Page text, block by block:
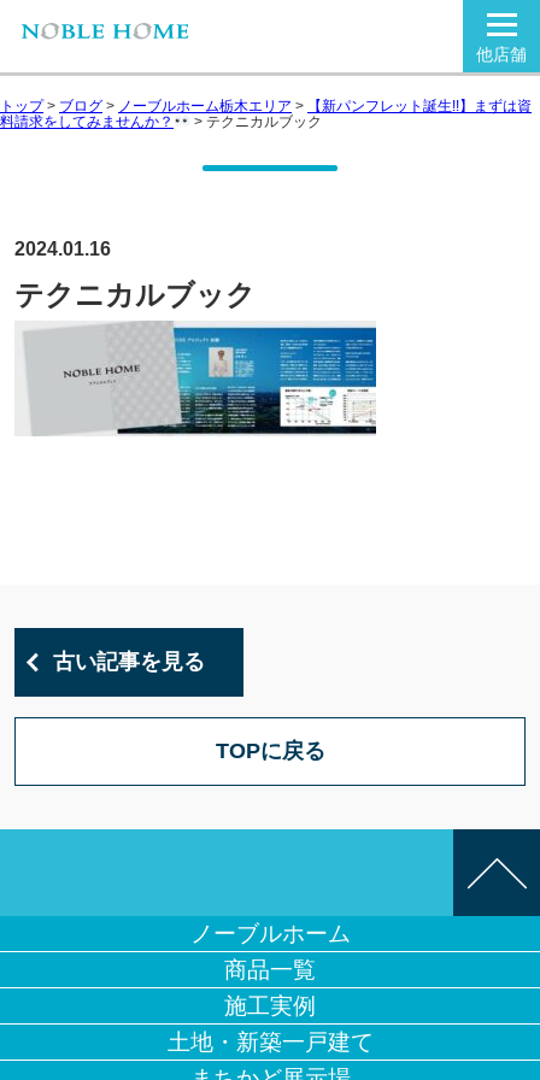
他店舗
トップ> ブログ > ノーブルホーム栃木エリア >
【新パンフレット誕生!!】まずは資
料請求をしてみませんか？
> テクニカルブック
2024.01.16
テクニカルブック
古い記事を見る
TOPに戻る
ノーブルホーム
商品一覧
施工実例
土地・新築一戸建て